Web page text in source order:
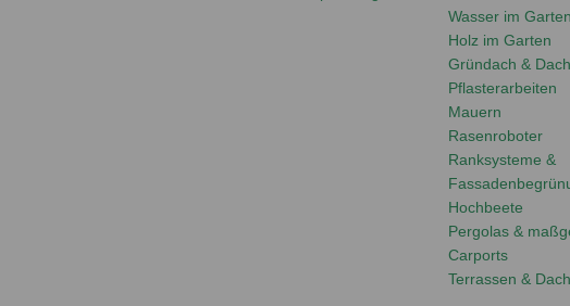
Wasser im Garten
Holz im Garten
Gründach &
Pflasterarbeiten
Mauern
Rasenroboter
Ranksysteme &
Hochbeete
Pergolas &
Carports
Terrassen &